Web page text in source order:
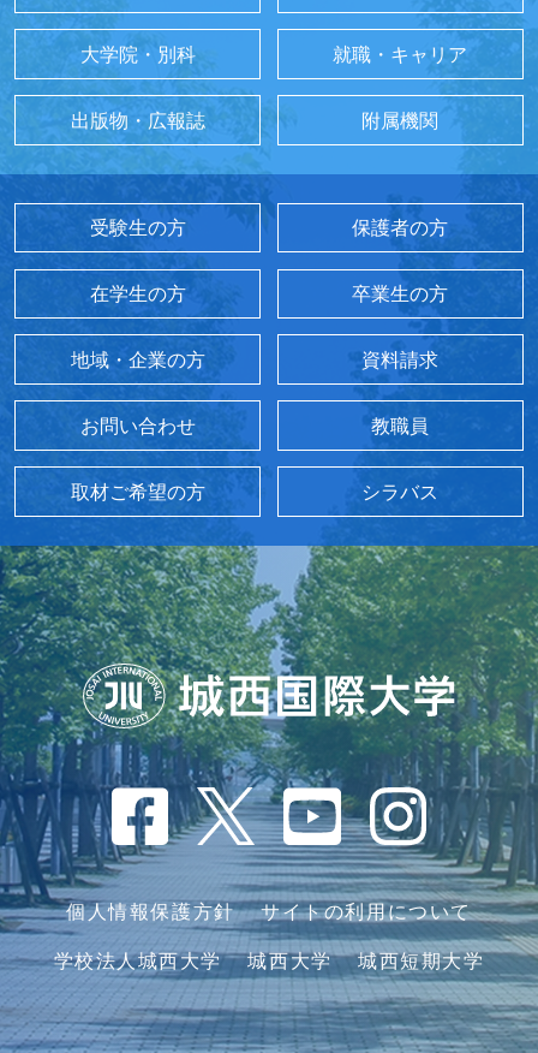
大学院・別科 就職・キャリア
出版物・広報誌 附属機関
受験生の方 保護者の方
在学生の方 卒業生の方
地域・企業の方 資料請求
お問い合わせ 教職員
取材ご希望の方 シラバス
個人情報保護方針 サイトの利用について
学校法人城西大学 城西大学 城西短期大学